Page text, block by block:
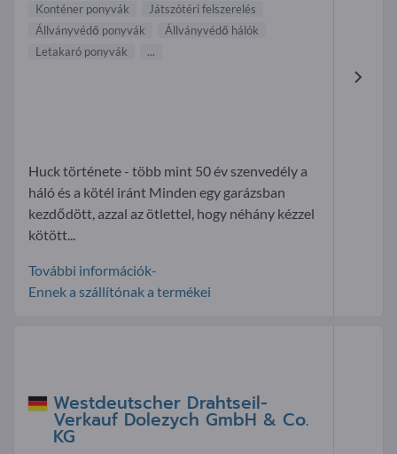
Konténer ponyvák
Játszótéri felszerelés
Állványvédő ponyvák
Állványvédő hálók
Letakaró ponyvák
...
Huck története - több mint 50 év szenvedély a
háló és a kötél iránt Minden egy garázsban
kezdődött, azzal az ötlettel, hogy néhány kézzel
kötött...
További információk-
Ennek a szállítónak a termékei
Westdeutscher Drahtseil-
Verkauf Dolezych GmbH & Co.
KG